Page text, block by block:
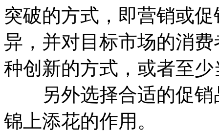
突破的方式，即营销或
异，并对目标市场的消
种创新的方式，或者至
另外选择合适的促销
锦上添花的作用。